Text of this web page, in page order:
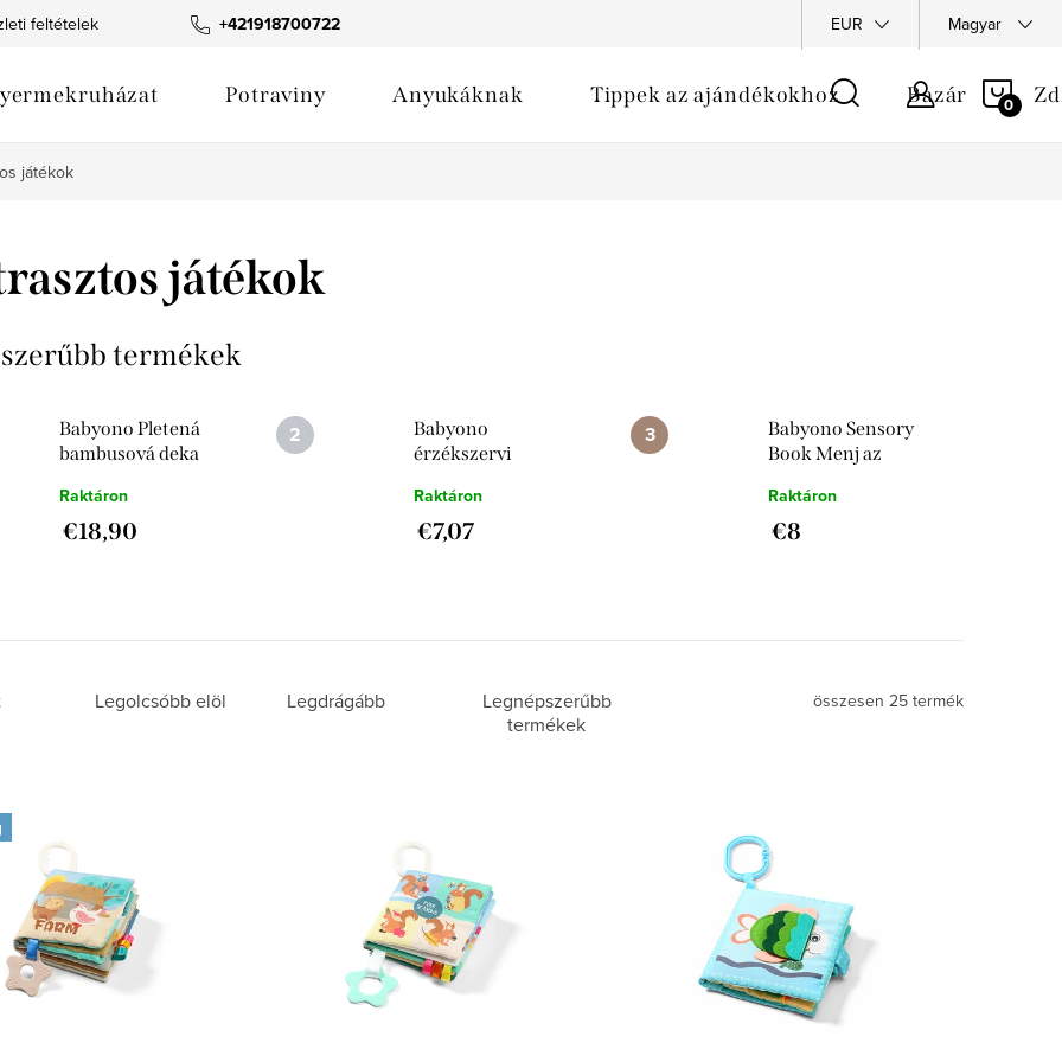
+421918700722
feltételek Termék fotógaléria Webáruház értékelése EUR Magyar
Potraviny Anyukáknak Tippek az ajándékokhoz Bazár
játékok
játékok
termékek
Babyono Pletená
bambusová deka
Raktáron
€18,90
Babyono
érzékszervi
Raktáron
€7,07
Babyono Sensory
Book Menj az
Raktáron
€8
Legolcsóbb elöl Legdrágább
Legnépszerűbb
termékek
összesen 25 termék